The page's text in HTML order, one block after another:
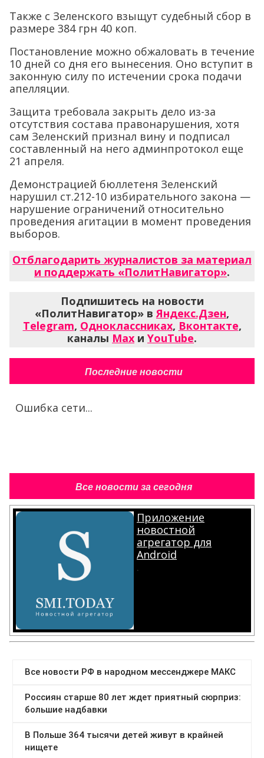
Также с Зеленского взыщут судебный сбор в
размере 384 грн 40 коп.
Постановление можно обжаловать в течение
10 дней со дня его вынесения. Оно вступит в
законную силу по истечении срока подачи
апелляции.
Защита требовала закрыть дело из-за
отсутствия состава правонарушения, хотя
сам Зеленский признал вину и подписал
составленный на него админпротокол еще
21 апреля.
Демонстрацией бюллетеня Зеленский
нарушил ст.212-10 избирательного закона —
нарушение ограничений относительно
проведения агитации в момент проведения
выборов.
Отблагодарить журналистов за материал
и поддержать «ПолитНавигатор».
Подпишитесь на новости
«ПолитНавигатор» вЯндекс.Дзен,
Telegram, Одноклассниках, Вконтакте,
каналы Max и YouTube.
Последние новости
Ошибка сети...
Все новости за сегодня
Приложение
новостной
агрегатор для
Android
.